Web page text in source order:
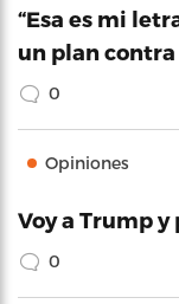
“Esa es mi
un plan contra
0
Opiniones
Voy a Trump y
0